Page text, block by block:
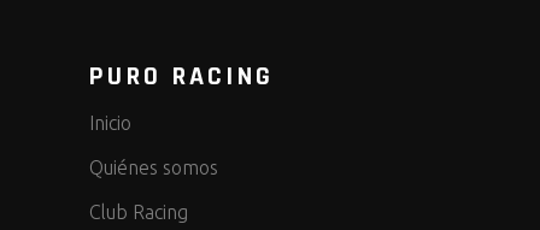
PURO RACING
Inicio
Quiénes somos
Club Racing